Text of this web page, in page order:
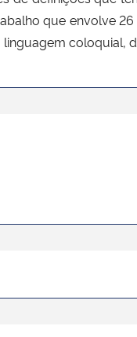
que envolve
coloquial,